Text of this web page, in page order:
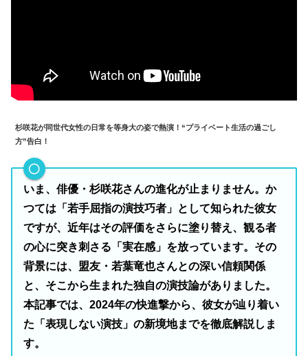
杉咲花が同世代女性の日常を等身大の姿で熱演！“プライベート生活の過ごし
方”告白！
いま、俳優・杉咲花さんの進化が止まりません。か
つては「若手屈指の演技巧者」として知られた彼女
ですが、近年はその評価をさらに塗り替え、観る者
の心に突き刺さる「実在感」を放っています。その
背景には、盟友・若葉竜也さんとの深い信頼関係
と、そこから生まれた独自の演技論がありました。
本記事では、2024年の快進撃から、彼女が辿り着い
た「表現しない演技」の新境地までを徹底解説しま
す。